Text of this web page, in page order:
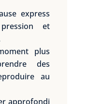
express
et
plus
des
au
approfondi